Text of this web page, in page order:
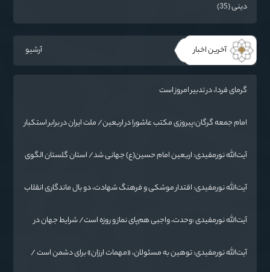
دینی (35)
آخرین اخبار آرشیو
گرمای فردا، در تدبیر امروز است
امام جمعه گرگان:پیروزی مکتب عاشورا در اربعین/ ملت ایران در برابر استکبار
آیت‌الله نورمفیدی: اربعین امام حسین(ع) جهانی شد/ استان گلستان الگوی
آیت‌الله نورمفیدی: اقتدار موشکی و فرهنگ شهادت، دو بال ماندگاری انقلاب
آیت‌الله نورمفیدی :وحدت، واجبی هم‌پای نماز و روزه است/ شرایط جهان در
آیت‌الله نورمفیدی: توهین به مسئولان، «مهمات ارزان» برای دشمن است /